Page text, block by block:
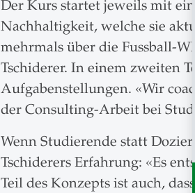
Der Kurs startet jeweils mit
Nachhaltigkeit, welche sie
mehrmals über die Fussball-
Tschiderer. In einem zweiten
Aufgabenstellungen. «Wir
der Consulting-Arbeit bei
Wenn Studierende statt
Tschiderers Erfahrung: «Es
Teil des Konzepts ist auch,